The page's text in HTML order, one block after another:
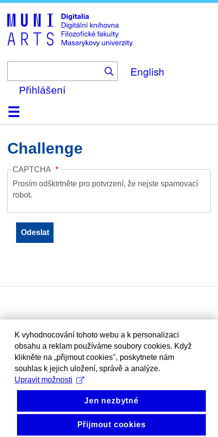
to
main
content
English
Přihlášení
DomůKolekce
Prohlížení
Vyhledávání
O platformě
Nápověda
KontaktDigitalia
Challenge
CAPTCHA
Prosím odšktrtněte pro potvrzení, že nejste spamovací
robot.
K vyhodnocování tohoto webu a k personalizaci
obsahu a reklam používáme soubory cookies. Když
klikněte na „přijmout cookies", poskytnete nám
souhlas k jejich uložení, správě a analýze.
Upravit možnosti
Jen nezbytné
Přijmout cookies